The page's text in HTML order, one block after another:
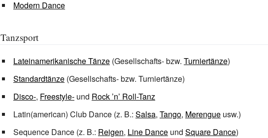
Modern Dance
Tanzsport
Lateinamerikanische Tänze (Gesellschafts- bzw. Turniertänze)
Standardtänze (Gesellschafts- bzw. Turniertänze)
Disco-, Freestyle- und Rock ’n’ Roll-Tanz
Latin(american) Club Dance (z. B.: Salsa, Tango, Merengue usw.)
Sequence Dance (z. B.: Reigen, Line Dance und Square Dance)